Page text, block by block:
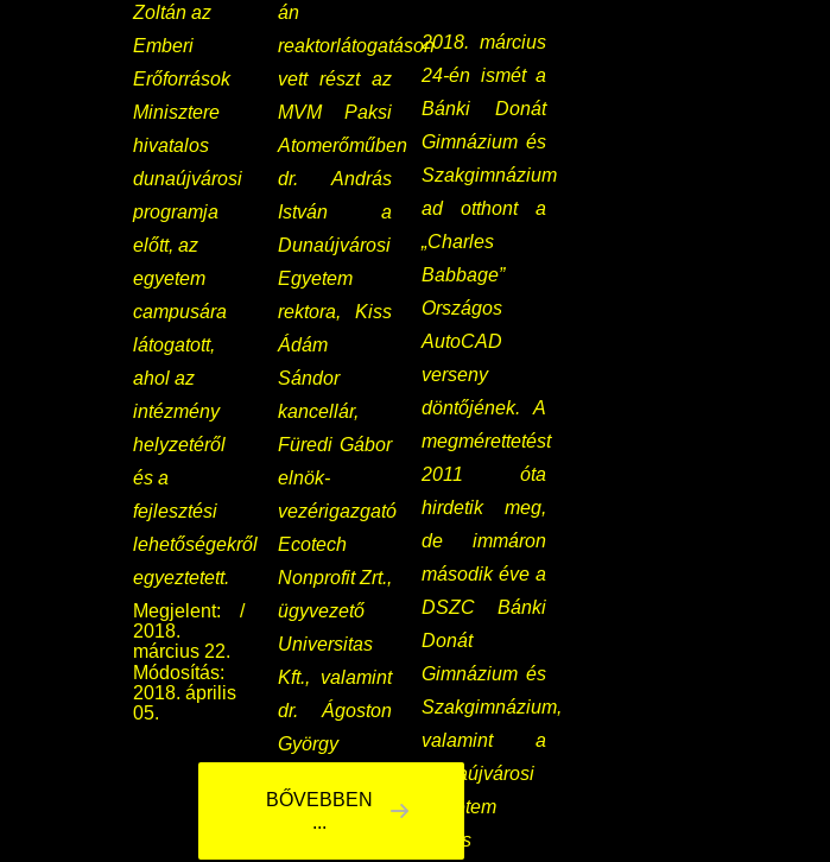
Zoltán az
Emberi
Erőforrások
Minisztere
hivatalos
dunaújvárosi
programja
előtt, az
egyetem
campusára
látogatott,
ahol az
intézmény
helyzetéről
és a
fejlesztési
lehetőségekről
egyeztetett.
Megjelent:
2018.
március 22.
Módosítás:
2018. április
05.
BŐVEBBEN
...
án
reaktorlátogatáson
vett részt az
MVM Paksi
Atomerőműben
dr. András
István a
Dunaújvárosi
Egyetem
rektora, Kiss
Ádám
Sándor
kancellár,
Füredi Gábor
elnök-
vezérigazgató
Ecotech
Nonprofit Zrt.,
ügyvezető
Universitas
Kft., valamint
dr. Ágoston
György
és Kutatási
2018. március
24-én ismét a
Bánki Donát
Gimnázium és
Szakgimnázium
ad otthont a
„Charles
Babbage”
Országos
AutoCAD
verseny
döntőjének. A
megmérettetést
2011 óta
hirdetik meg,
de immáron
második éve a
DSZC Bánki
Donát
Gimnázium és
Szakgimnázium,
valamint a
Dunaújvárosi
Egyetem
közös